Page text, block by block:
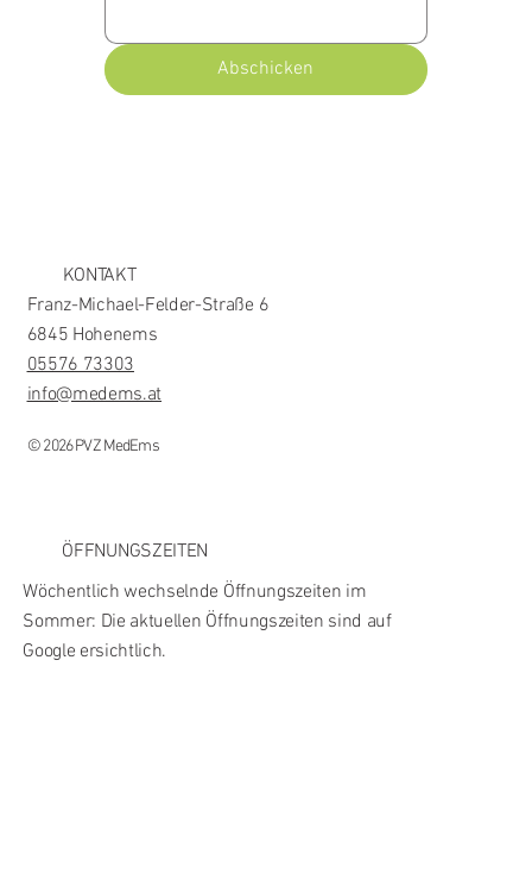
Abschicken
KONTAKT
Franz-Michael-Felder-Straße 6
6845 Hohenems
05576 73303
info@medems.at
© 2026 PVZ MedEms
ÖFFNUNGSZEITEN
Wöchentlich wechselnde Öffnungszeiten im
Sommer: Die aktuellen Öffnungszeiten sind auf
Google ersichtlich.